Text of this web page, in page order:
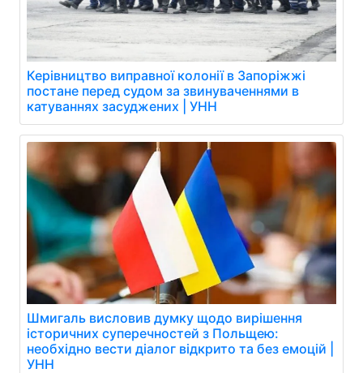
Керівництво виправної колонії в Запоріжжі
постане перед судом за звинуваченнями в
катуваннях засуджених | УНН
Шмигаль висловив думку щодо вирішення
історичних суперечностей з Польщею:
необхідно вести діалог відкрито та без емоцій |
УНН